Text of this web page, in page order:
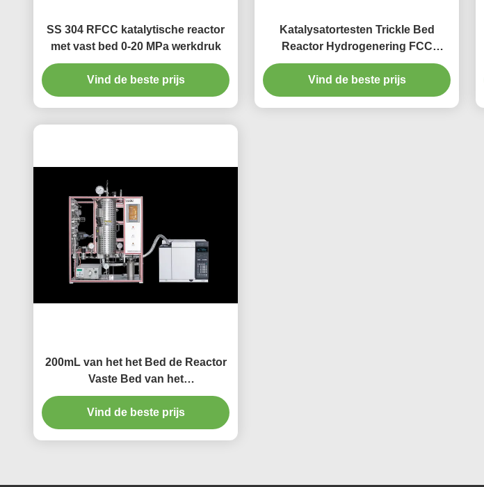
SS 304 RFCC katalytische reactor
met vast bed 0-20 MPa werkdruk
Vind de beste prijs
Katalysatortesten Trickle Bed
Reactor Hydrogenering FCC
Reactor
Vind de beste prijs
200mL van het het Bed de Reactor
Vaste Bed van het
katalysatordruppeltje Reactor van
de de Stopstroom
Vind de beste prijs